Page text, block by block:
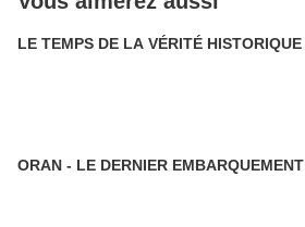
LE TEMPS DE LA VÉRITÉ HISTORIQUE
ORAN - LE DERNIER EMBARQUEMENT